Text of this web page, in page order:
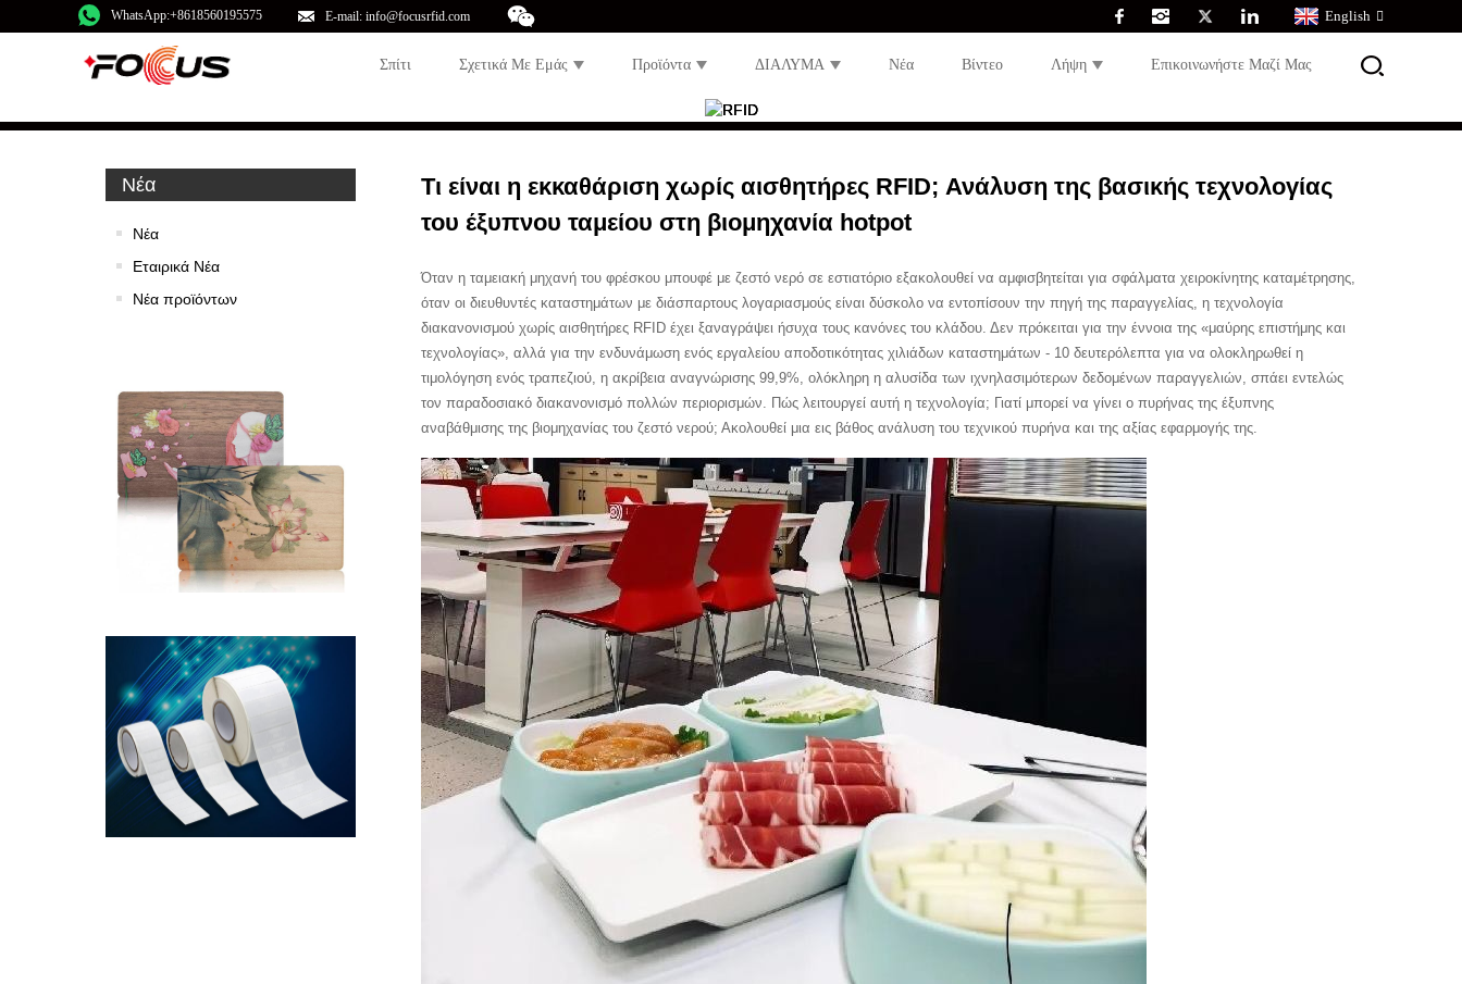
WhatsApp:+8618560195575 E-mail: info@focusrfid.com English
Σπίτι Σχετικά Με Εμάς Προϊόντα ΔΙΑΛΥΜΑ Νέα Βίντεο Λήψη Επικοινωνήστε Μαζί Μας
Νέα
Νέα
Εταιρικά Νέα
Νέα προϊόντων
Τι είναι η εκκαθάριση χωρίς αισθητήρες RFID; Ανάλυση της βασικής τεχνολογίας
του έξυπνου ταμείου στη βιομηχανία hotpot
Όταν η ταμειακή μηχανή του φρέσκου μπουφέ με ζεστό νερό σε εστιατόριο εξακολουθεί να αμφισβητείται για σφάλματα χειροκίνητης καταμέτρησης,
όταν οι διευθυντές καταστημάτων με διάσπαρτους λογαριασμούς είναι δύσκολο να εντοπίσουν την πηγή της παραγγελίας, η τεχνολογία
διακανονισμού χωρίς αισθητήρες RFID έχει ξαναγράψει ήσυχα τους κανόνες του κλάδου. Δεν πρόκειται για την έννοια της «μαύρης επιστήμης και
τεχνολογίας», αλλά για την ενδυνάμωση ενός εργαλείου αποδοτικότητας χιλιάδων καταστημάτων - 10 δευτερόλεπτα για να ολοκληρωθεί η
τιμολόγηση ενός τραπεζιού, η ακρίβεια αναγνώρισης 99,9%, ολόκληρη η αλυσίδα των ιχνηλασιμότερων δεδομένων παραγγελιών, σπάει εντελώς
τον παραδοσιακό διακανονισμό πολλών περιορισμών. Πώς λειτουργεί αυτή η τεχνολογία; Γιατί μπορεί να γίνει ο πυρήνας της έξυπνης
αναβάθμισης της βιομηχανίας του ζεστό νερού; Ακολουθεί μια εις βάθος ανάλυση του τεχνικού πυρήνα και της αξίας εφαρμογής της.